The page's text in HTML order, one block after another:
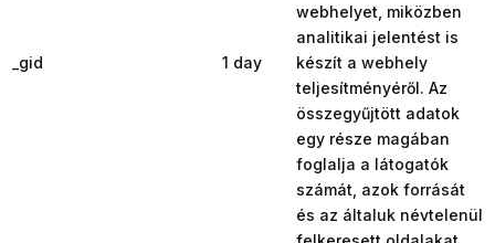
_gid 1 day
webhelyet, miközben
analitikai jelentést is
készít a webhely
teljesítményéről. Az
összegyűjtött adatok
egy része magában
foglalja a látogatók
számát, azok forrását
és az általuk névtelenül